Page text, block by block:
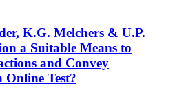
K.G. Melchers & U.P.
a Suitable Means to
and Convey
Test?